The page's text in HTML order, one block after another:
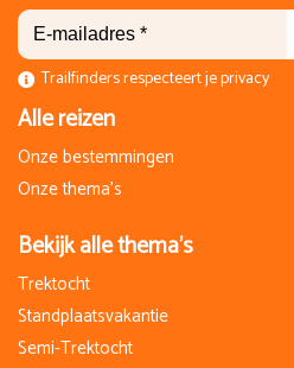
Trailfinders respecteert je privacy
Alle reizen
Onze bestemmingen
Onze thema's
Bekijk alle thema's
Trektocht
Standplaatsvakantie
Semi-Trektocht